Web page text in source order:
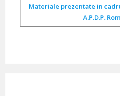
Materiale prezentate in
A.P.D.P.